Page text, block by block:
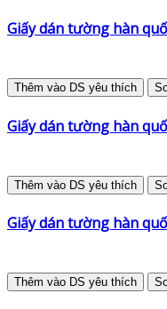
Giấy dán tường hàn
Thêm vào DS yêu thích
Giấy dán tường hàn
Thêm vào DS yêu thích
Giấy dán tường hàn
Thêm vào DS yêu thích